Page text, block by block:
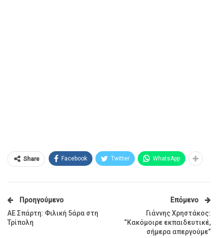
Share Facebook Twitter WhatsApp
Προηγούμενο
ΑΕ Σπάρτη: Φιλική 5άρα στη
Τρίπολη
Επόμενο
Γιάννης Χρηστάκος:
“Κακόμοιρε εκπαιδευτικέ,
σήμερα απεργούμε”